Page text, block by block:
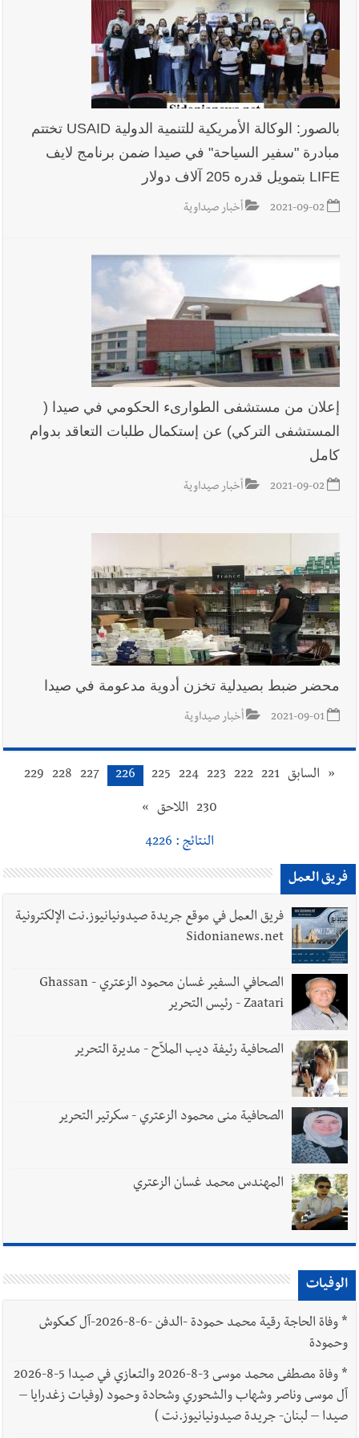
بالصور: الوكالة الأمريكية للتنمية الدولية USAID تختتم
مبادرة "سفير السياحة" في صيدا ضمن برنامج لايف
LIFE بتمويل قدره 205 آلاف دولار
2021-09-02 أخبار صيداوية
إعلان من مستشفى الطوارىء الحكومي في صيدا (
المستشفى التركي) عن إستكمال طلبات التعاقد بدوام
كامل
2021-09-02 أخبار صيداوية
محضر ضبط بصيدلية تخزن أدوية مدعومة في صيدا
2021-09-01 أخبار صيداوية
« السابق 221
222
223
224
225
226
227
228
229
230 اللاحق »
النتائج : 4226
فريق العمل
فريق العمل في موقع جريدة صيدونيانيوز.نت الإلكترونية
Sidonianews.net
الصحافي السفير غسان محمود الزعتري - Ghassan
Zaatari - رئيس التحرير
الصحافية رئيفة ديب الملاّح - مديرة التحرير
الصحافية منى محمود الزعتري - سكرتير التحرير
المهندس محمد غسان الزعتري
الوفيات
*
وفاة الحاجة رقية محمد حمودة -الدفن -6-8-2026-آل كعكوش
وحمودة
*
وفاة مصطفى محمد موسى 3-8-2026 والتعازي في صيدا 5-8-2026
آل موسى وناصر وشهاب والشحوري وشحادة وحمود (وفيات زغدرايا –
صيدا – لبنان- جريدة صيدونيانيوز.نت )